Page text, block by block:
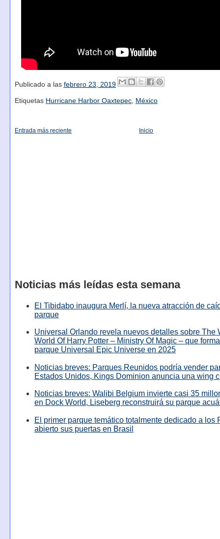
Publicado a las febrero 23, 2019
Etiquetas Hurricane Harbor Oaxtepec, México
Entrada más reciente Inicio
Noticias más leídas esta semana
El Tibidabo inaugura Merlí, la nueva atracción de
parque
Universal Orlando revela nuevos detalles sobre The
World Of Harry Potter – Ministry Of Magic – que
parque Universal Epic Universe en 2025
Noticias breves: Parques Reunidos podría vender
Estados Unidos, Kings Dominion anuncia una wing
Noticias breves: Walibi Belgium invierte casi 35
en Dock World, Liseberg reconstruirá su parque
El primer parque temático totalmente dedicado a los
abierto sus puertas en Brasil